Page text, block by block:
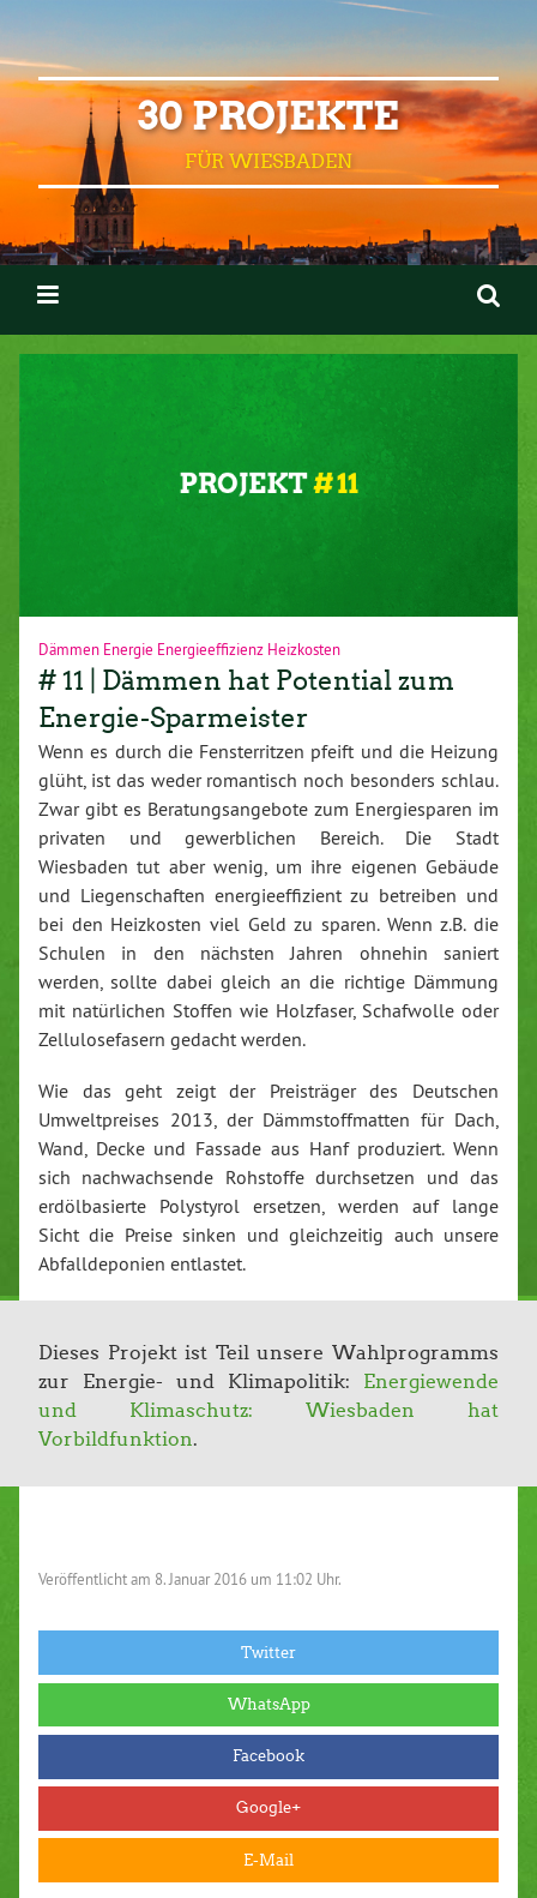
30 PROJEKTE
FÜR WIESBADEN
Dämmen Energie Energieeffizienz Heizkosten
# 11 | Dämmen hat Potential zum
Energie-Sparmeister
Wenn es durch die Fensterritzen pfeift und die Heizung
glüht, ist das weder romantisch noch besonders schlau.
Zwar gibt es Beratungsangebote zum Energiesparen im
privaten und gewerblichen Bereich. Die Stadt
Wiesbaden tut aber wenig, um ihre eigenen Gebäude
und Liegenschaften energieeffizient zu betreiben und
bei den Heizkosten viel Geld zu sparen. Wenn z.B. die
Schulen in den nächsten Jahren ohnehin saniert
werden, sollte dabei gleich an die richtige Dämmung
mit natürlichen Stoffen wie Holzfaser, Schafwolle oder
Zellulosefasern gedacht werden.
Wie das geht zeigt der Preisträger des Deutschen
Umweltpreises 2013, der Dämmstoffmatten für Dach,
Wand, Decke und Fassade aus Hanf produziert. Wenn
sich nachwachsende Rohstoffe durchsetzen und das
erdölbasierte Polystyrol ersetzen, werden auf lange
Sicht die Preise sinken und gleichzeitig auch unsere
Abfalldeponien entlastet.
Dieses Projekt ist Teil unsere Wahlprogramms
zur Energie- und Klimapolitik: Energiewende
und Klimaschutz: Wiesbaden hat
Vorbildfunktion.
Veröffentlicht am 8. Januar 2016 um 11:02 Uhr.
Twitter
WhatsApp
Facebook
Google+
E-Mail